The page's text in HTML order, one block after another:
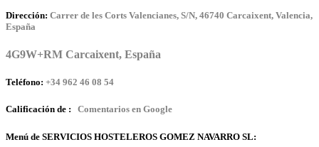
Dirección: Carrer de les Corts Valencianes, S/N, 46740 Carcaixent, Valencia,
España
4G9W+RM Carcaixent, España
Teléfono: +34 962 46 08 54
Calificación de : Comentarios en Google
Menú de SERVICIOS HOSTELEROS GOMEZ NAVARRO SL: